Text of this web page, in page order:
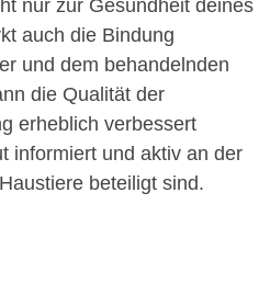
nur zur Gesundheit deines
auch die Bindung
und dem behandelnden
die Qualität der
erheblich verbessert
informiert und aktiv an der
beteiligt sind.